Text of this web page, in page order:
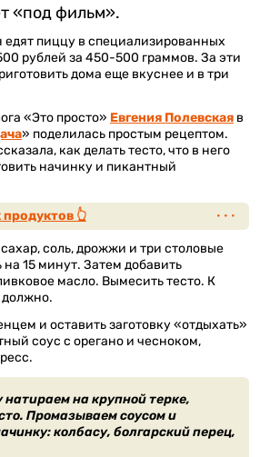
«под фильм».
пиццу в специализированных
рублей за 450-500 граммов. За эти
дома еще вкуснее и в три
«Это просто» Евгения Полевская в
» поделилась простым рецептом.
как делать тесто, что в него
начинку и пикантный
👆
соль, дрожжи и три столовые
15 минут. Затем добавить
масло. Вымесить тесто. К
должно.
и оставить заготовку «отдыхать»
соус с орегано и чесноком,
на крупной терке,
Промазываем соусом и
колбасу, болгарский перец,